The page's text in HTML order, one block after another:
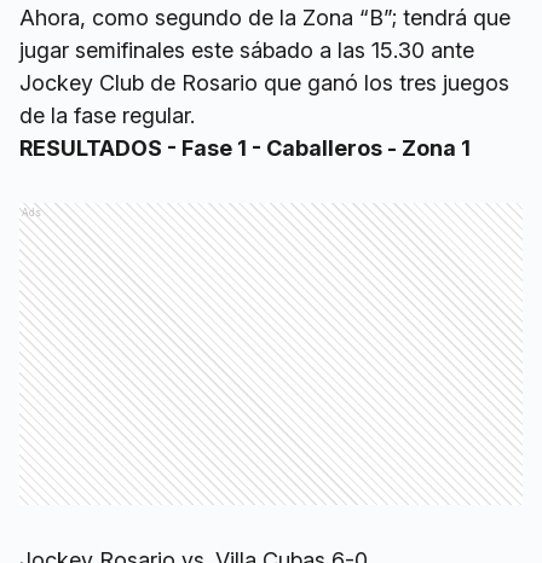
Ahora, como segundo de la Zona “B”; tendrá que
jugar semifinales este sábado a las 15.30 ante
Jockey Club de Rosario que ganó los tres juegos
de la fase regular.
RESULTADOS - Fase 1 - Caballeros - Zona 1
Ads